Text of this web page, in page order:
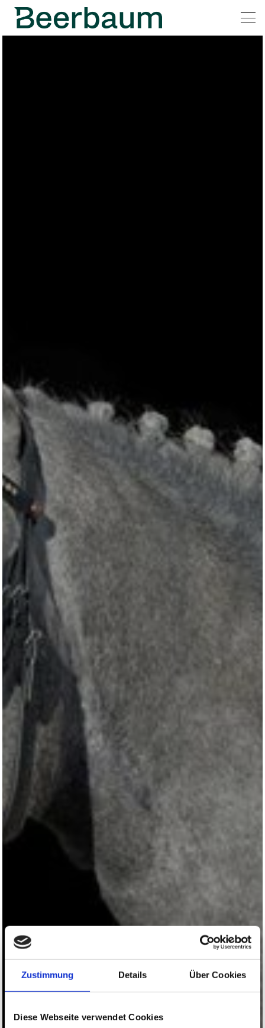
Zustimmung Details Über Cookies
Diese Webseite verwendet Cookies
AKTUELLES
LUDGER BEERBAUM
HENGSTSTATION
TURNIERSTALL
KONTAKT